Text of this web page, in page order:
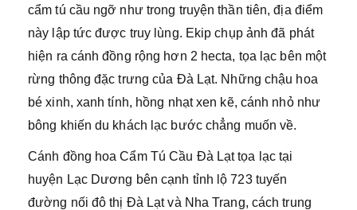
cẩm tú cầu ngỡ như trong truyện thần tiên, địa điểm
này lập tức được truy lùng. Ekip chụp ảnh đã phát
hiện ra cánh đồng rộng hơn 2 hecta, tọa lạc bên một
rừng thông đặc trưng của Đà Lạt. Những chậu hoa
bé xinh, xanh tính, hồng nhạt xen kẽ, cánh nhỏ như
bông khiến du khách lạc bước chẳng muốn về.
Cánh đồng hoa Cẩm Tú Cầu Đà Lạt tọa lạc tại
huyện Lạc Dương bên cạnh tỉnh lộ 723 tuyến
đường nối đô thị Đà Lạt và Nha Trang, cách trung